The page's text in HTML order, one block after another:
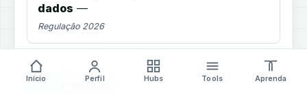
dados —
Regulação 2026
Fontes
Início Perfil Hubs Tools Aprenda